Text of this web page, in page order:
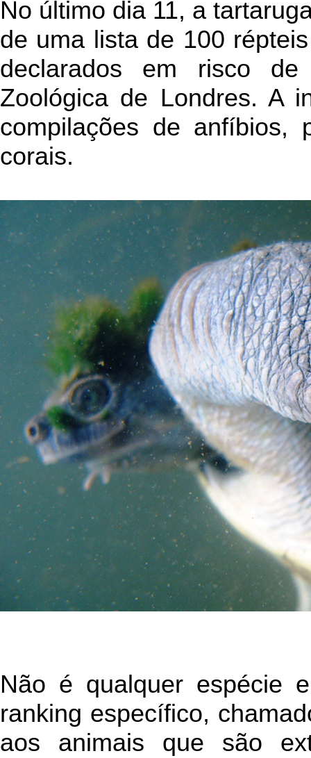
No último dia 11, a
de uma lista de 100
declarados em risco de
Zoológica de Londres. A
compilações de anfíbios,
corais.
Não é qualquer espécie
ranking específico,
aos animais que são